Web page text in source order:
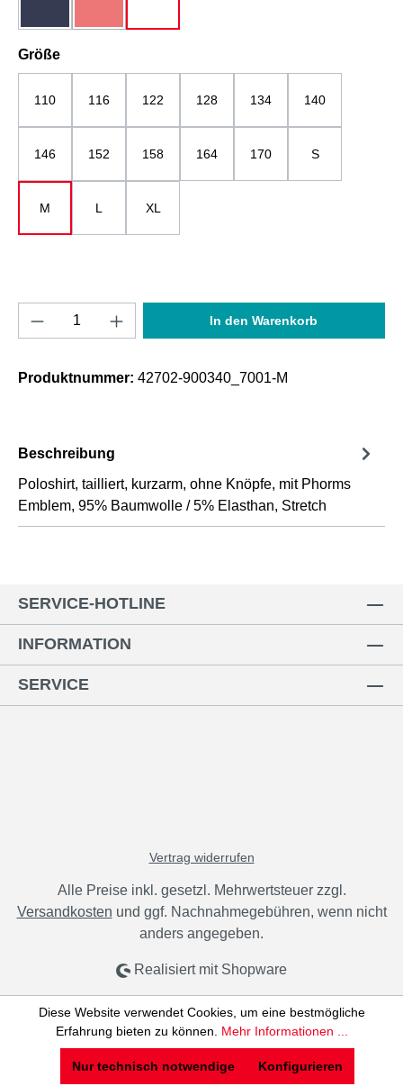
Größeauswählen
110 116 122 128 134 140
146 152 158 164 170 S
M L XL
Produkt Anzahl: Gib den gewünschten
In den Warenkorb
Produktnummer: 42702-900340_7001-M
Beschreibung
Poloshirt, tailliert, kurzarm, ohne Knöpfe, mit Phorms
Emblem, 95% Baumwolle / 5% Elasthan, Stretch
SERVICE-HOTLINE
INFORMATION
SERVICE
Vertrag widerrufen
Alle Preise inkl. gesetzl. Mehrwertsteuer zzgl.
Versandkosten und ggf. Nachnahmegebühren, wenn nicht
anders angegeben.
Realisiert mit Shopware
Diese Website verwendet Cookies, um eine bestmögliche
Erfahrung bieten zu können. Mehr Informationen ...
Nur technisch notwendige Konfigurieren